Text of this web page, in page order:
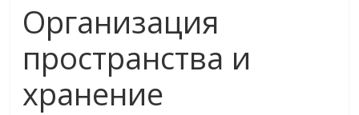
Организация
пространства и
хранение